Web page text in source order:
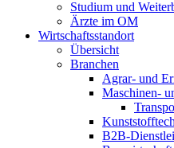
Studium und
Ärzte im OM
Wirtschaftsstandort
Übersicht
Branchen
Agrar- und
Maschinen-
B2B-